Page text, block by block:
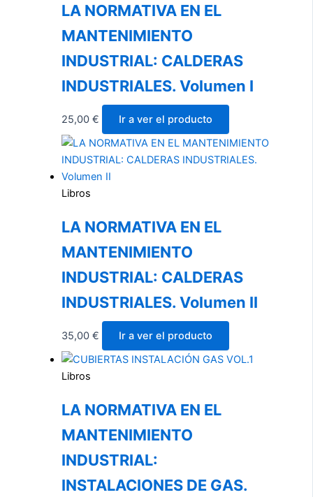
LA NORMATIVA EN EL
MANTENIMIENTO
INDUSTRIAL: CALDERAS
INDUSTRIALES. Volumen I
25,00 € Ir a ver el producto
Libros
LA NORMATIVA EN EL
MANTENIMIENTO
INDUSTRIAL: CALDERAS
INDUSTRIALES. Volumen II
35,00 € Ir a ver el producto
Libros
LA NORMATIVA EN EL
MANTENIMIENTO
INDUSTRIAL:
INSTALACIONES DE GAS.